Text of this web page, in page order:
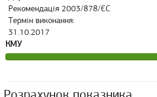
Рекомендація 2003/878/ЄС
Термін виконання:
31.10.2017
КМУ